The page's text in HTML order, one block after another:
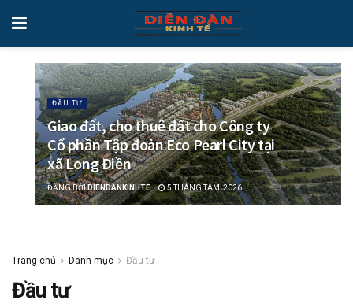
ĐẦU TƯ
Giao đất, cho thuê đất cho Công ty
Cổ phần Tập đoàn Eco Pearl City tại
xã Long Điền
ĐĂNG BỞIDIENDANKINHTE 5 THÁNG TÁM, 2026
Trang chủ Danh mục Đầu tư
Đầu tư